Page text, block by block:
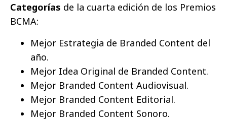
Categorías de la cuarta edición de los Premios
BCMA:
Mejor Estrategia de Branded Content del
año.
Mejor Idea Original de Branded Content.
Mejor Branded Content Audiovisual.
Mejor Branded Content Editorial.
Mejor Branded Content Sonoro.